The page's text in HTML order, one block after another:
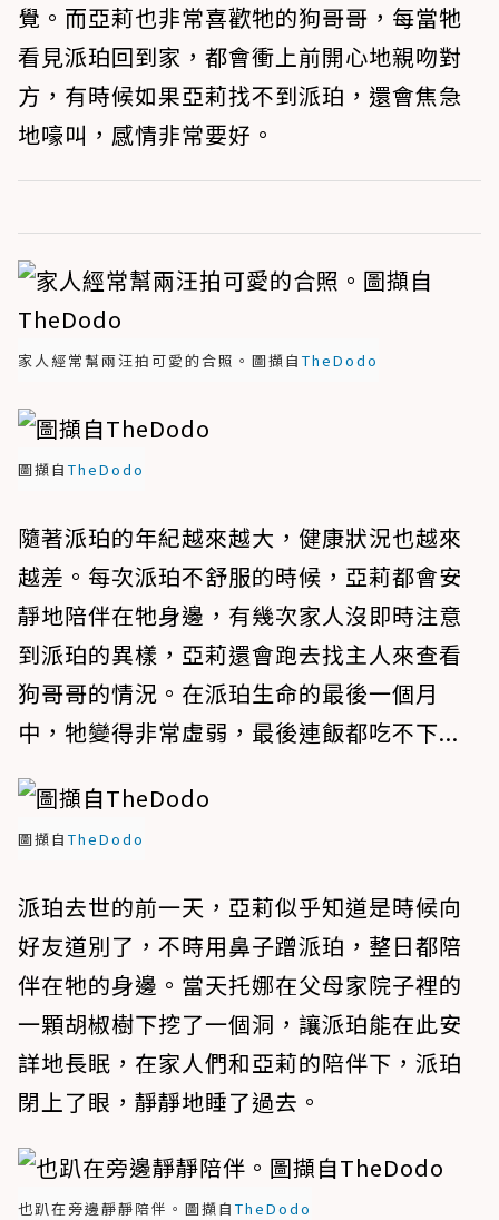
覺。而亞莉也非常喜歡牠的狗哥哥，每當牠
看見派珀回到家，都會衝上前開心地親吻對
方，有時候如果亞莉找不到派珀，還會焦急
地嚎叫，感情非常要好。
家人經常幫兩汪拍可愛的合照。圖擷自 TheDodo
圖擷自 TheDodo
隨著派珀的年紀越來越大，健康狀況也越來
越差。每次派珀不舒服的時候，亞莉都會安
靜地陪伴在牠身邊，有幾次家人沒即時注意
到派珀的異樣，亞莉還會跑去找主人來查看
狗哥哥的情況。在派珀生命的最後一個月
中，牠變得非常虛弱，最後連飯都吃不下...
圖擷自 TheDodo
派珀去世的前一天，亞莉似乎知道是時候向
好友道別了，不時用鼻子蹭派珀，整日都陪
伴在牠的身邊。當天托娜在父母家院子裡的
一顆胡椒樹下挖了​​一個洞，讓派珀能在此安
詳地長眠，在家人們和亞莉的陪伴下，派珀
閉上了眼，靜靜地睡了過去。
也趴在旁邊靜靜陪伴。圖擷自 TheDodo